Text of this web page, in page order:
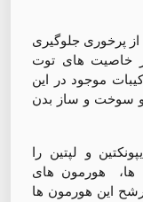
از پرخوری جلوگیری
خاصیت های توت
موجود در این
و سوخت و ساز بدن
و لپتین را
ها، هورمون های
این هورمون ها